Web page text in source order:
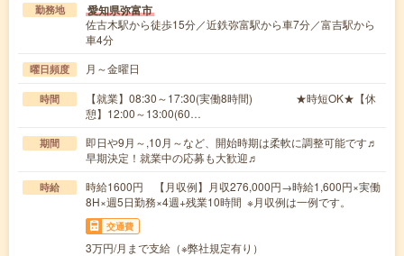
勤務地 愛知県弥富市
佐古木駅から徒歩15分／近鉄弥富駅から車7分／富吉駅から
車4分
曜日頻度 月～金曜日
時間
【就業】08:30～17:30(実働8時間) ★時短OK★【休
憩】12:00～13:00(60…
期間
即日や9月～,10月～など、開始時期は柔軟に調整可能です♬
早期決定！就業中の応募も大歓迎♬
時給
時給1600円 【月収例】月収276,000円→時給1,600円×実働
8H×週5日勤務×4週+残業10時間 ※月収例は一例です。
交通費
3万円/月まで支給（※弊社規定有り）